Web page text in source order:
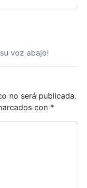
voz abajo!
no será publicada.
con *